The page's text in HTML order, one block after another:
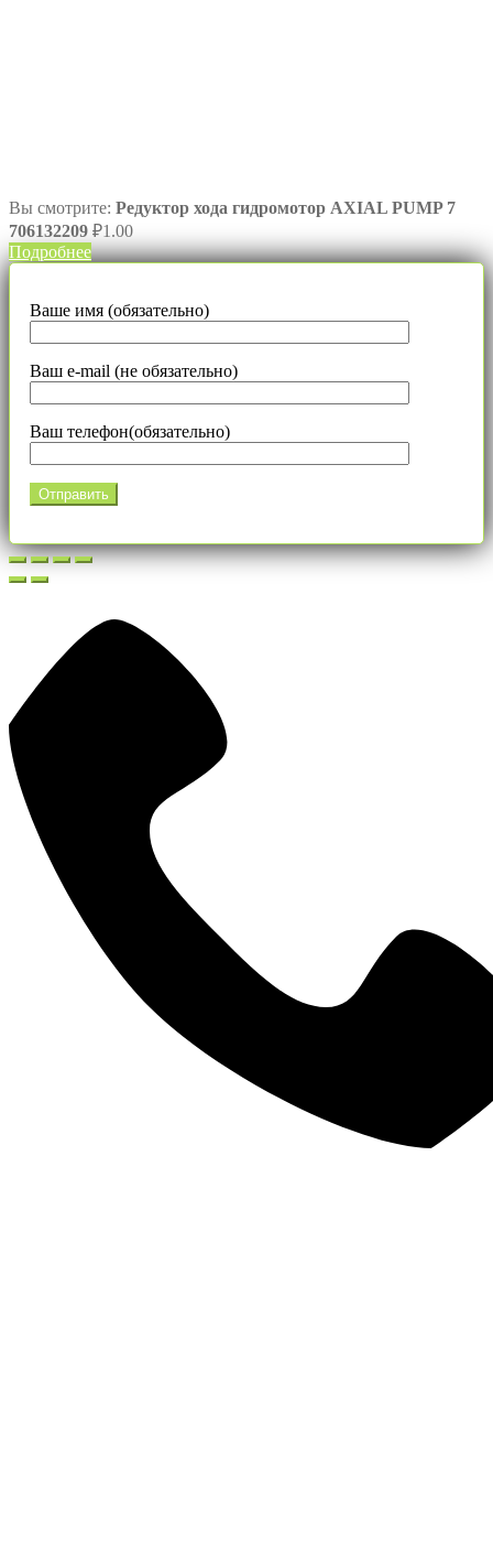
Вы смотрите: Редуктор хода гидромотор AXIAL PUMP 7
706132209 ₽1.00
Подробнее
Ваше имя (обязательно)
Ваш e-mail (не обязательно)
Ваш телефон(обязательно)